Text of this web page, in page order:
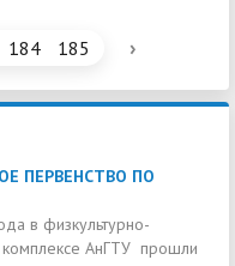
184 185 ›
ПЕРВЕНСТВО ПО
в физкультурно-
АнГТУ прошли